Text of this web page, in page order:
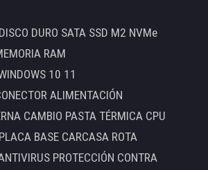
DURO SATA SSD M2 NVMe
RAM
10 11
ALIMENTACIÓN
CAMBIO PASTA TÉRMICA CPU
BASE CARCASA ROTA
PROTECCIÓN CONTRA